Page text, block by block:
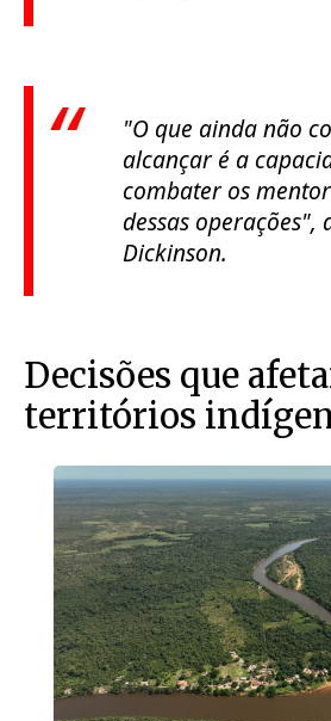
"O que ainda não
alcançar é a
combater os
dessas operações",
Dickinson.
Decisões que
territórios